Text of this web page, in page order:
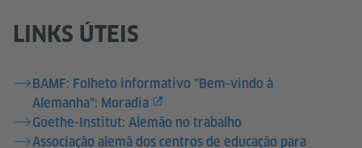
LINKS ÚTEIS
BAMF: Folheto informativo "Bem-vindo à
Alemanha": Moradia
Goethe-Institut: Alemão no trabalho
Associação alemã dos centros de educação para